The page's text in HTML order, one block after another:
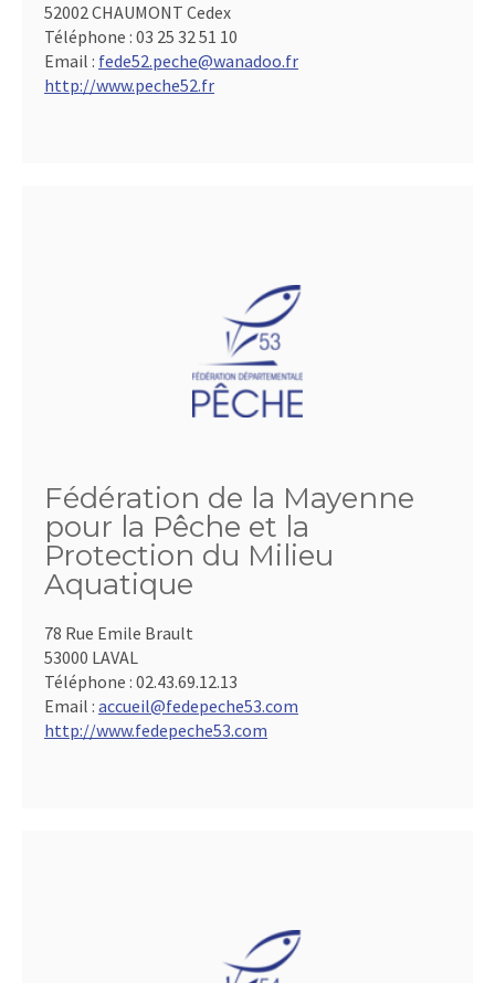
52002 CHAUMONT Cedex
Téléphone : 03 25 32 51 10
Email : fede52.peche@wanadoo.fr
http://www.peche52.fr
Fédération de la Mayenne
pour la Pêche et la
Protection du Milieu
Aquatique
78 Rue Emile Brault
53000 LAVAL
Téléphone : 02.43.69.12.13
Email : accueil@fedepeche53.com
http://www.fedepeche53.com